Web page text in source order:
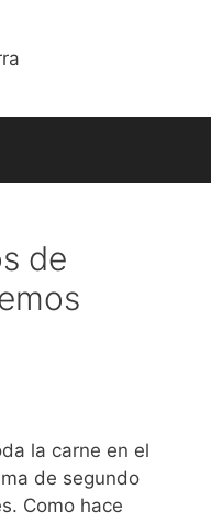
de
la carne en el
de segundo
Como hace